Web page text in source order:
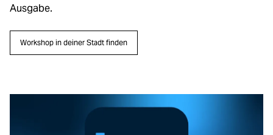
Ausgabe.
Workshop in deiner Stadt finden